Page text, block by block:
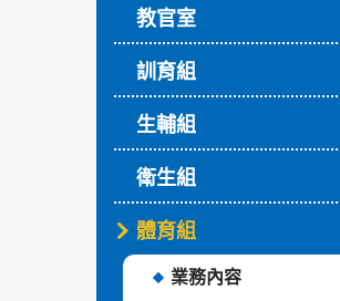
教官室
訓育組
生輔組
衛生組
體育組
業務內容